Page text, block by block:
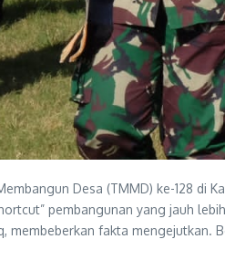
Desa (TMMD) ke-128
pembangunan yang jauh
membeberkan fakta